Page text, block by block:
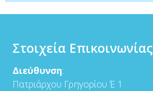
Στοιχεία Επικοινωνίας
Διεύθυνση:
Πατριάρχου Γρηγορίου Έ 1